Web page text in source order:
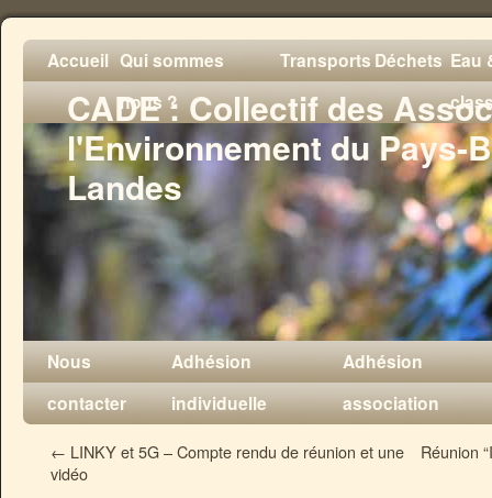
CADE : Collectif des
l'Environnement du Pays-
Landes
Accueil Qui sommes
nous ?
TransportsDéchets Eau
Nous
contacter
Adhésion
individuelle
Adhésion
association
← LINKY et 5G – Compte rendu de réunion et une
vidéo
Réunion